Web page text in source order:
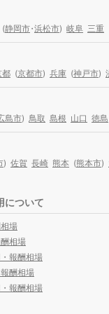
(静岡市・浜松市) 岐阜 三重
都 (京都市) 兵庫 (神戸市)
島市) 鳥取 島根 山口 徳島
) 佐賀 長崎 熊本 (熊本市)
について
場
相場
報酬相場
酬相場
報酬相場